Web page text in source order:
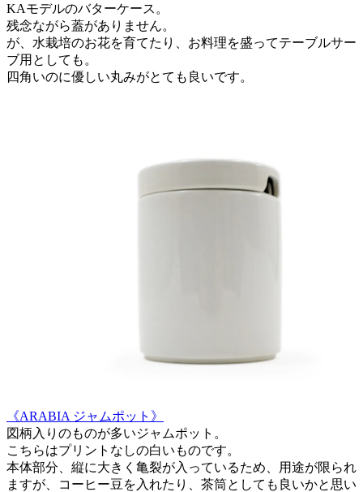
KAモデルのバターケース。
残念ながら蓋がありません。
が、水栽培のお花を育てたり、お料理を盛ってテーブルサー
ブ用としても。
四角いのに優しい丸みがとても良いです。
《ARABIA ジャムポット》
図柄入りのものが多いジャムポット。
こちらはプリントなしの白いものです。
本体部分、縦に大きく亀裂が入っているため、用途が限られ
ますが、コーヒー豆を入れたり、茶筒としても良いかと思い